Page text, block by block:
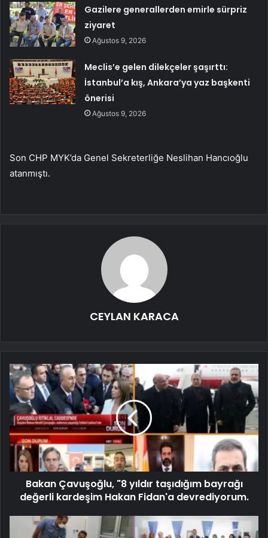
Gazilere generallerden emirle sürpriz
ziyaret
Ağustos 9, 2026
Meclis’e gelen dilekçeler şaşırttı:
İstanbul’a kış, Ankara’ya yaz başkenti
önerisi
Ağustos 9, 2026
Son CHP MYK’da Genel Sekreterliğe Neslihan Hancıoğlu
atanmıştı.
CEYLAN KARACA
Bakan Çavuşoğlu, "8 yıldır taşıdığım bayrağı
değerli kardeşim Hakan Fidan'a devrediyorum.